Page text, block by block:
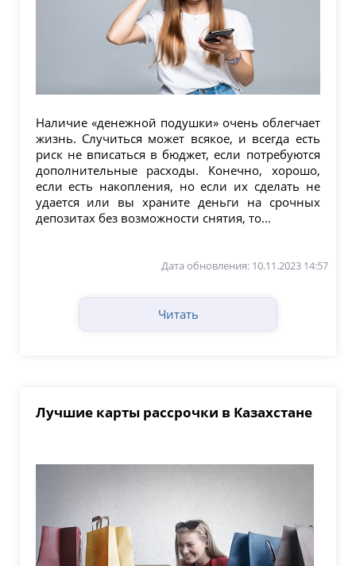
Наличие «денежной подушки» очень облегчает
жизнь. Случиться может всякое, и всегда есть
риск не вписаться в бюджет, если потребуются
дополнительные расходы. Конечно, хорошо,
если есть накопления, но если их сделать не
удается или вы храните деньги на срочных
депозитах без возможности снятия, то...
Дата обновления: 10.11.2023 14:57
Читать
Лучшие карты рассрочки в Казахстане